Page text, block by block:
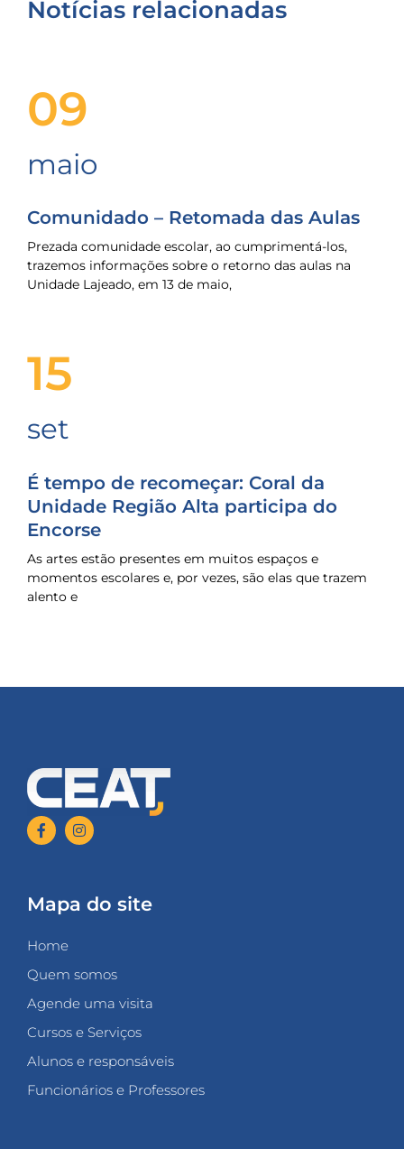
Notícias relacionadas
09
maio
Comunidado – Retomada das Aulas
Prezada comunidade escolar, ao cumprimentá-los,
trazemos informações sobre o retorno das aulas na
Unidade Lajeado, em 13 de maio,
15
set
É tempo de recomeçar: Coral da
Unidade Região Alta participa do
Encorse
As artes estão presentes em muitos espaços e
momentos escolares e, por vezes, são elas que trazem
alento e
Mapa do site
Home
Quem somos
Agende uma visita
Cursos e Serviços
Alunos e responsáveis
Funcionários e Professores